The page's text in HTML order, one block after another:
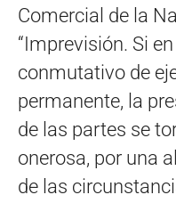
Comercial de la
“Imprevisión. Si
conmutativo de
permanente, la
de las partes se
onerosa, por una
de las